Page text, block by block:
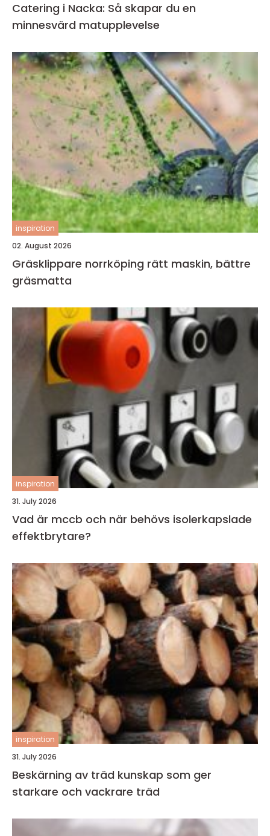
Catering i Nacka: Så skapar du en
minnesvärd matupplevelse
inspiration
02. August 2026
Gräsklippare norrköping rätt maskin, bättre
gräsmatta
inspiration
31. July 2026
Vad är mccb och när behövs isolerkapslade
effektbrytare?
inspiration
31. July 2026
Beskärning av träd kunskap som ger
starkare och vackrare träd